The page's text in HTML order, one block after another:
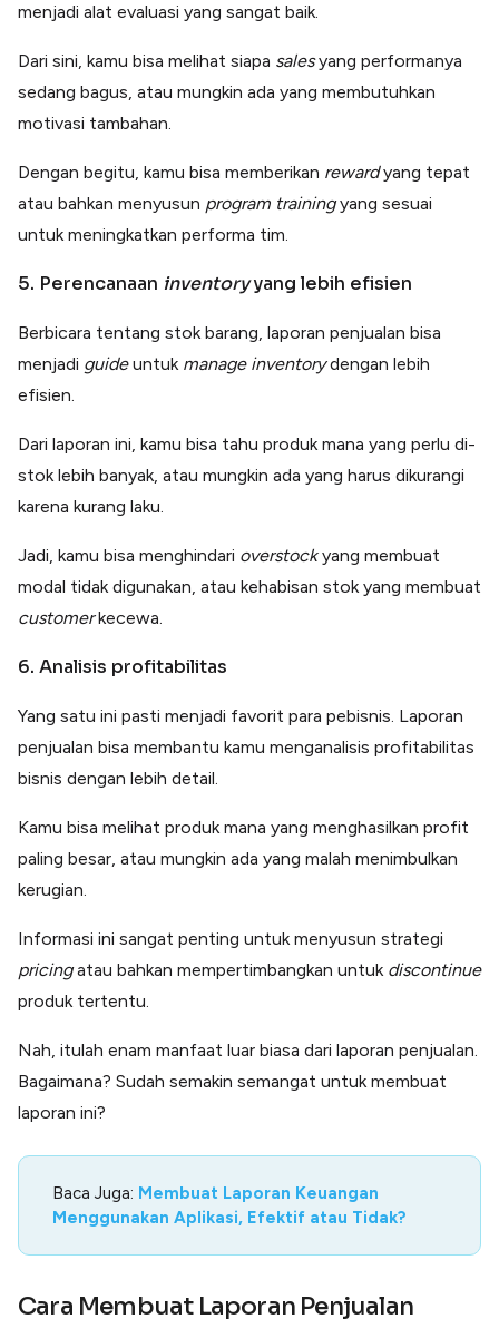
menjadi alat evaluasi yang sangat baik.
Dari sini, kamu bisa melihat siapa salesyang performanya
sedang bagus, atau mungkin ada yang membutuhkan
motivasi tambahan.
Dengan begitu, kamu bisa memberikan rewardyang tepat
atau bahkan menyusun program trainingyang sesuai
untuk meningkatkan performa tim.
5. Perencanaan inventoryyang lebih efisien
Berbicara tentang stok barang, laporan penjualan bisa
menjadi guideuntuk manage inventorydengan lebih
efisien.
Dari laporan ini, kamu bisa tahu produk mana yang perlu di-
stok lebih banyak, atau mungkin ada yang harus dikurangi
karena kurang laku.
Jadi, kamu bisa menghindari overstockyang membuat
modal tidak digunakan, atau kehabisan stok yang membuat
customerkecewa.
6. Analisis profitabilitas
Yang satu ini pasti menjadi favorit para pebisnis. Laporan
penjualan bisa membantu kamu menganalisis profitabilitas
bisnis dengan lebih detail.
Kamu bisa melihat produk mana yang menghasilkan profit
paling besar, atau mungkin ada yang malah menimbulkan
kerugian.
Informasi ini sangat penting untuk menyusun strategi
pricingatau bahkan mempertimbangkan untuk discontinue
produk tertentu.
Nah, itulah enam manfaat luar biasa dari laporan penjualan.
Bagaimana? Sudah semakin semangat untuk membuat
laporan ini?
Baca Juga: Membuat Laporan Keuangan
Menggunakan Aplikasi, Efektif atau Tidak?
Cara Membuat Laporan Penjualan